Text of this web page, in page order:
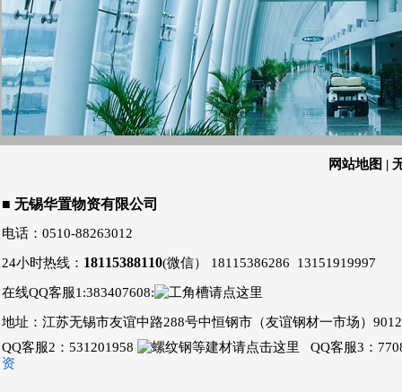
网站地图 |
■ 无锡华置物资有限公司
电话：0510-88263012
24小时热线： 18115388110(微信） 18115386286 13151919997
在线QQ客服1:383407608:
地址：江苏无锡市友谊中路288号中恒钢市（友谊钢材一市场）
QQ客服2：531201958
QQ客服3：
资